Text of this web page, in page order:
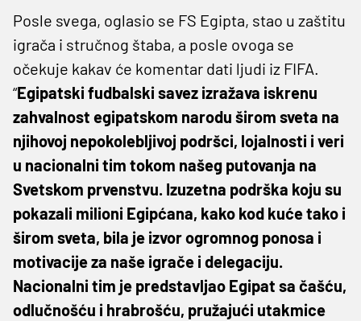
Posle svega, oglasio se FS Egipta, stao u zaštitu
igrača i stručnog štaba, a posle ovoga se
očekuje kakav će komentar dati ljudi iz FIFA.
“Egipatski fudbalski savez izražava iskrenu
zahvalnost egipatskom narodu širom sveta na
njihovoj nepokolebljivoj podršci, lojalnosti i veri
u nacionalni tim tokom našeg putovanja na
Svetskom prvenstvu. Izuzetna podrška koju su
pokazali milioni Egipćana, kako kod kuće tako i
širom sveta, bila je izvor ogromnog ponosa i
motivacije za naše igrače i delegaciju.
Nacionalni tim je predstavljao Egipat sa čašću,
odlučnošću i hrabrošću, pružajući utakmice